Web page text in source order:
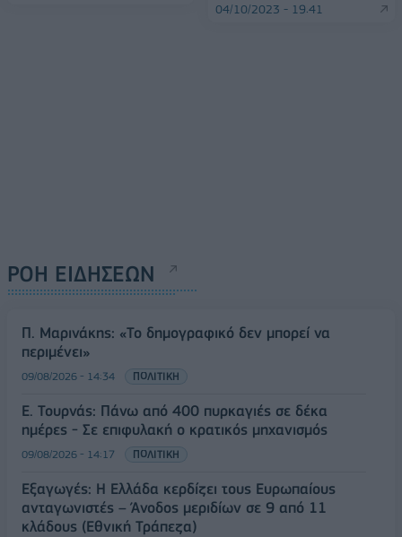
04/10/2023 - 19:41
ΡΟΗ ΕΙΔΗΣΕΩΝ
Π. Μαρινάκης: «Το δημογραφικό δεν μπορεί να
περιμένει»
09/08/2026 - 14:34 ΠΟΛΙΤΙΚΗ
Ε. Τουρνάς: Πάνω από 400 πυρκαγιές σε δέκα
ημέρες - Σε επιφυλακή ο κρατικός μηχανισμός
09/08/2026 - 14:17 ΠΟΛΙΤΙΚΗ
Εξαγωγές: Η Ελλάδα κερδίζει τους Ευρωπαίους
ανταγωνιστές – Άνοδος μεριδίων σε 9 από 11
κλάδους (Εθνική Τράπεζα)